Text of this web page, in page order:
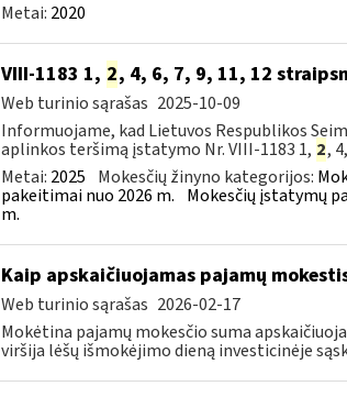
Metai: 2020
VIII-1183 1, 2, 4, 6, 7, 9, 11, 12
Web turinio sąrašas 2025-10-09
Informuojame, kad Lietuvos Respublikos
aplinkos teršimą įstatymo Nr. VIII-1183 1, 2,
Metai: 2025 Mokesčių žinyno kategorijos:
pakeitimai nuo 2026 m. Mokesčių įstatymų
m.
Kaip apskaičiuojamas pajamų
Web turinio sąrašas 2026-02-17
Mokėtina pajamų mokesčio suma
viršija lėšų išmokėjimo dieną investicinėje